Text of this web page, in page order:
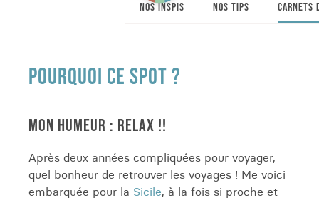
NOS INSPIS NOS TIPS CARNETS
POURQUOI CE SPOT ?
MON HUMEUR : RELAX !!
Après deux années compliquées pour voyager,
quel bonheur de retrouver les voyages ! Me voici
embarquée pour la Sicile, à la fois si proche et